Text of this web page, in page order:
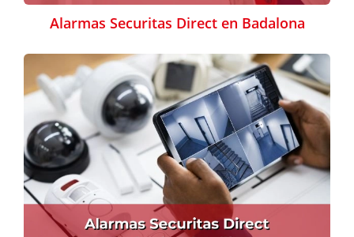
Alarmas Securitas Direct en Badalona